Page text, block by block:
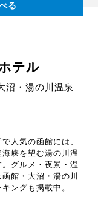
る
テル
沼・湯の川温泉
人気の函館には、
峡を望む湯の川温
グルメ・夜景・温
館・大沼・湯の川
ングも掲載中。